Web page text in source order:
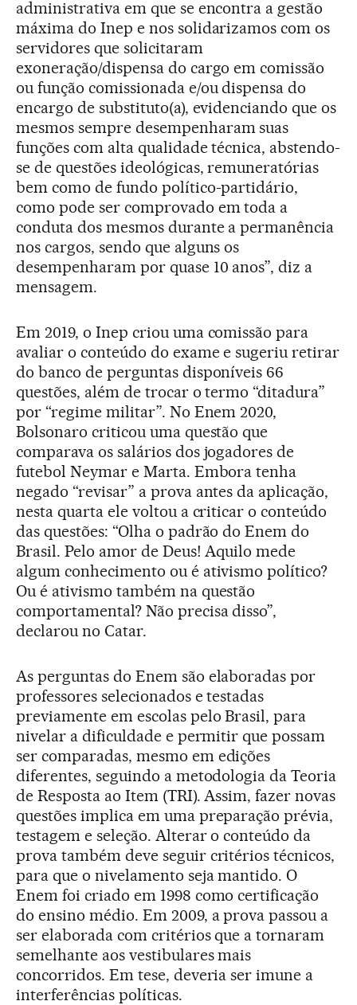
administrativa em que se encontra a gestão
máxima do Inep e nos solidarizamos com os
servidores que solicitaram
exoneração/dispensa do cargo em comissão
ou função comissionada e/ou dispensa do
encargo de substituto(a), evidenciando que os
mesmos sempre desempenharam suas
funções com alta qualidade técnica, abstendo-
se de questões ideológicas, remuneratórias
bem como de fundo político-partidário,
como pode ser comprovado em toda a
conduta dos mesmos durante a permanência
nos cargos, sendo que alguns os
desempenharam por quase 10 anos”, diz a
mensagem.
Em 2019, o Inep criou uma comissão para
avaliar o conteúdo do exame e sugeriu retirar
do banco de perguntas disponíveis 66
questões, além de trocar o termo “ditadura”
por “regime militar”. No Enem 2020,
Bolsonaro criticou uma questão que
comparava os salários dos jogadores de
futebol Neymar e Marta. Embora tenha
negado “revisar” a prova antes da aplicação,
nesta quarta ele voltou a criticar o conteúdo
das questões: “Olha o padrão do Enem do
Brasil. Pelo amor de Deus! Aquilo mede
algum conhecimento ou é ativismo político?
Ou é ativismo também na questão
comportamental? Não precisa disso”,
declarou no Catar.
As perguntas do Enem são elaboradas por
professores selecionados e testadas
previamente em escolas pelo Brasil, para
nivelar a dificuldade e permitir que possam
ser comparadas, mesmo em edições
diferentes, seguindo a metodologia da Teoria
de Resposta ao Item (TRI). Assim, fazer novas
questões implica em uma preparação prévia,
testagem e seleção. Alterar o conteúdo da
prova também deve seguir critérios técnicos,
para que o nivelamento seja mantido. O
Enem foi criado em 1998 como certificação
do ensino médio. Em 2009, a prova passou a
ser elaborada com critérios que a tornaram
semelhante aos vestibulares mais
concorridos. Em tese, deveria ser imune a
interferências políticas.